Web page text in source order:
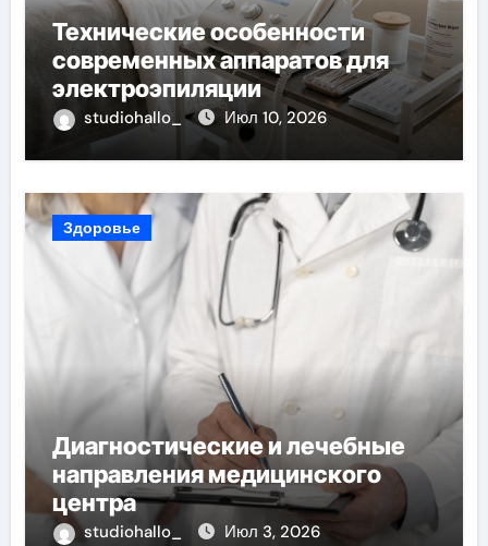
Технические особенности
современных аппаратов для
электроэпиляции
studiohallo_ Июл 10, 2026
Здоровье
Диагностические и лечебные
направления медицинского
центра
studiohallo_ Июл 3, 2026